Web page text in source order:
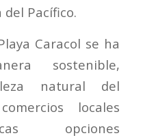
Pacífico.
Caracol se ha
sostenible,
natural del
locales
opciones